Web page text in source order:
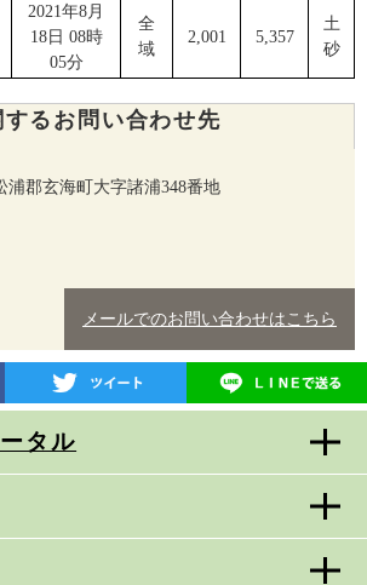
タル
2021年8月
18日 08時
05分
全
域
2,001 5,357
土
砂
るお問い合わせ先
浦郡玄海町大字諸浦348番地
メールでのお問い合わせはこちら